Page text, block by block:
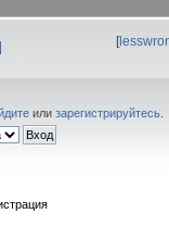
[
или зарегистрируйтесь